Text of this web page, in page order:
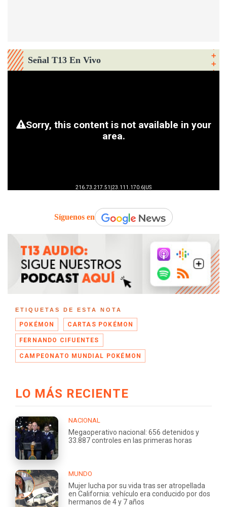
Señal T13 En Vivo
Síguenos en
ETIQUETAS DE ESTA NOTA
POKÉMON CARTAS POKÉMON
FERNANDO CIFUENTES
CAMPEONATO MUNDIAL POKÉMON
LO MÁS RECIENTE
NACIONAL
Megaoperativo nacional: 656 detenidos y
33.887 controles en las primeras horas
MUNDO
Mujer lucha por su vida tras ser atropellada
en California: vehículo era conducido por dos
hermanos de 4 y 7 años